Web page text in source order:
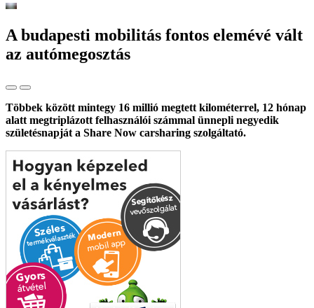
A budapesti mobilitás fontos elemévé vált
az autómegosztás
Többek között mintegy 16 millió megtett kilométerrel, 12 hónap
alatt megtriplázott felhasználói számmal ünnepli negyedik
születésnapját a Share Now carsharing szolgáltató.